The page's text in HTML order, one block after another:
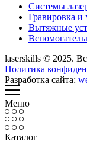
Системы
Гравировка и
Вытяжные
laserskills © 2025.
Политика
Разработка сайта:
Меню
Каталог